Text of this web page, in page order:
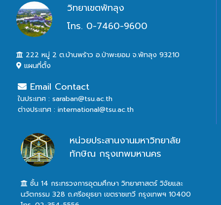
วิทยาเขตพัทลุง
โทร. 0-7460-9600
222 หมู่ 2 ต.บ้านพร้าว อ.ป่าพะยอม จ.พัทลุง 93210
แผนที่ตั้ง
Email Contact
ในประเทศ : saraban@tsu.ac.th
ต่างประเทศ : international@tsu.ac.th
หน่วยประสานงานมหาวิทยาลัย
ทักษิณ กรุงเทพมหานคร
ชั้น 14 กระทรวงการอุดมศึกษา วิทยาศาสตร์ วิจัยและ
นวัตกรรม 328 ถ.ศรีอยุธยา เขตราชเทวี กรุงเทพฯ 10400